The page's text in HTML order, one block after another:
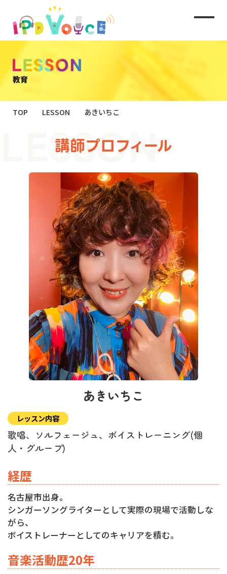
TOP LESSON あきいちこ
講師プロフィール
あきいちこ
レッスン内容
歌唱、ソルフェージュ、ボイストレーニング(個
人・グループ)
経歴
名古屋市出身。
シンガーソングライターとして実際の現場で活動しな
がら、
ボイストレーナーとしてのキャリアを積む。
音楽活動歴20年